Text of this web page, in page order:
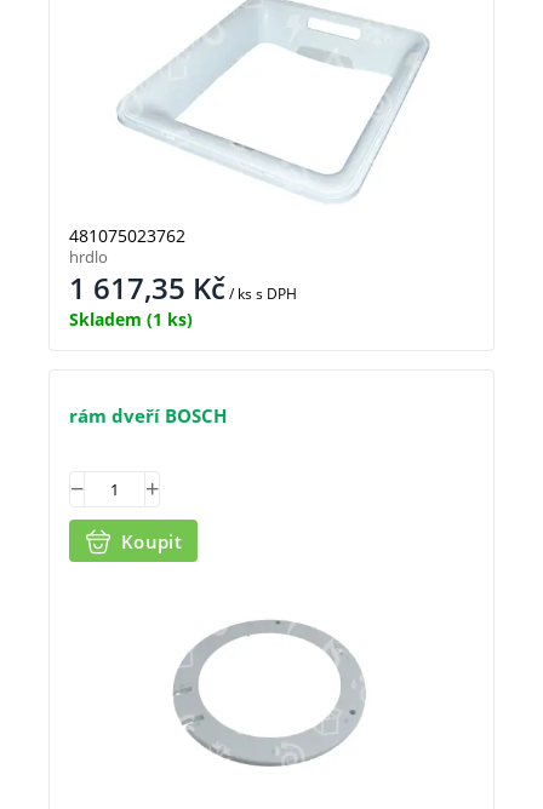
481075023762
1 617,35 Kč/ kss DPH
Skladem (1 ks)
hrdlo
rám dveří BOSCH
Koupit